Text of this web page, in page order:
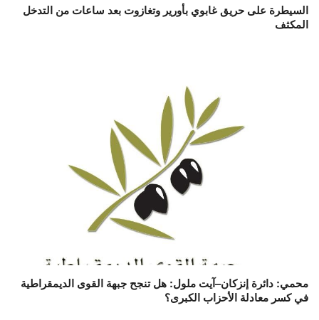
السيطرة على حريق غابوي بأورير وتغازوت بعد ساعات من التدخل
المكثف
محمي: دائرة إنزكان–آيت ملول: هل تنجح جبهة القوى الديمقراطية
في كسر معادلة الأحزاب الكبرى؟